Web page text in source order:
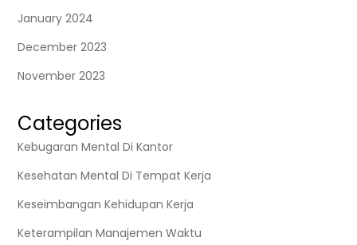
January 2024
December 2023
November 2023
Categories
Kebugaran Mental Di Kantor
Kesehatan Mental Di Tempat Kerja
Keseimbangan Kehidupan Kerja
Keterampilan Manajemen Waktu